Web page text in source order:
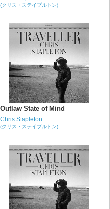
(クリス・ステイプルトン)
Outlaw State of Mind
Chris Stapleton
(クリス・ステイプルトン)